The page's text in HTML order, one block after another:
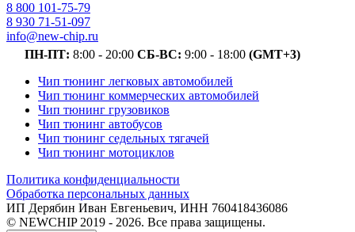
8 800 101-75-79
8 930 71-51-097
info@new-chip.ru
ПН-ПТ: 8:00 - 20:00 СБ-ВС: 9:00 - 18:00 (GMT+3)
Чип тюнинг легковых автомобилей
Чип тюнинг коммерческих автомобилей
Чип тюнинг грузовиков
Чип тюнинг автобусов
Чип тюнинг седельных тягачей
Чип тюнинг мотоциклов
Политика конфиденциальности
Обработка персональных данных
ИП Дерябин Иван Евгеньевич, ИНН 760418436086
© NEWCHIP 2019 - 2026. Все права защищены.